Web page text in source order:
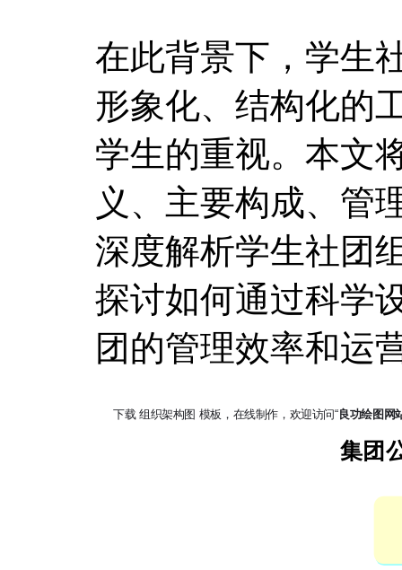
在此背景下，学生
形象化、结构化的
学生的重视。本文
义、主要构成、管
深度解析学生社团
探讨如何通过科学
团的管理效率和运